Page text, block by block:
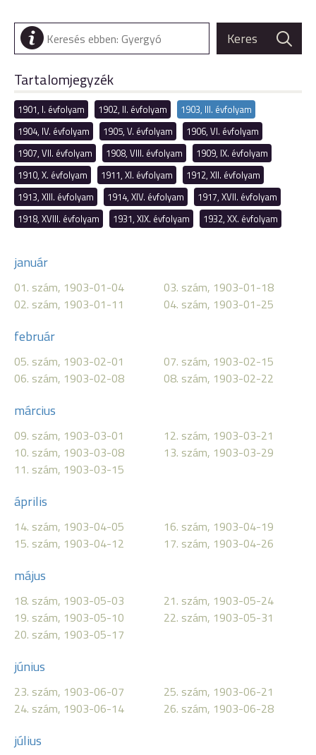
Tartalomjegyzék
1901, I. évfolyam 1902, II. évfolyam
1903, III. évfolyam
1904, IV. évfolyam
1905, V. évfolyam
1906, VI. évfolyam
1907, VII. évfolyam
1908, VIII. évfolyam
1909, IX. évfolyam
1910, X. évfolyam
1911, XI. évfolyam
1912, XII. évfolyam
1913, XIII. évfolyam
1914, XIV. évfolyam
1917, XVII. évfolyam
1918, XVIII. évfolyam
1931, XIX. évfolyam 1932, XX. évfolyam
január
01. szám, 1903-01-04
02. szám, 1903-01-11
03. szám, 1903-01-18
04. szám, 1903-01-25
február
05. szám, 1903-02-01
06. szám, 1903-02-08
07. szám, 1903-02-15
08. szám, 1903-02-22
március
09. szám, 1903-03-01
10. szám, 1903-03-08
11. szám, 1903-03-15
12. szám, 1903-03-21
13. szám, 1903-03-29
április
14. szám, 1903-04-05
15. szám, 1903-04-12
16. szám, 1903-04-19
17. szám, 1903-04-26
május
18. szám, 1903-05-03
19. szám, 1903-05-10
20. szám, 1903-05-17
21. szám, 1903-05-24
22. szám, 1903-05-31
június
23. szám, 1903-06-07
24. szám, 1903-06-14
25. szám, 1903-06-21
26. szám, 1903-06-28
július